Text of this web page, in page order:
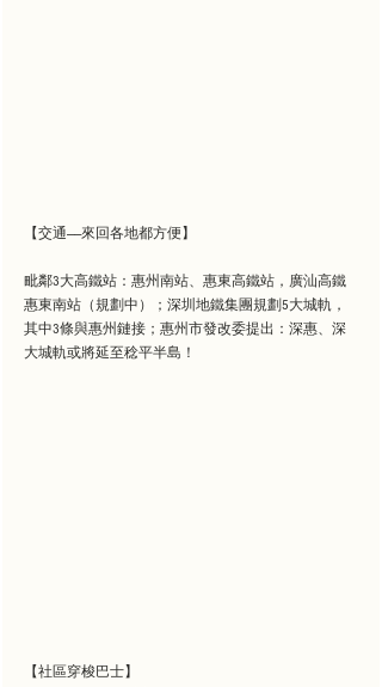
【交通——來回各地都方便】
毗鄰3大高鐵站：惠州南站、惠東高鐵站，廣汕高鐵
惠東南站（規劃中）；深圳地鐵集團規劃5大城軌，
其中3條與惠州鏈接；惠州市發改委提出：深惠、深
大城軌或將延至稔平半島！
【社區穿梭巴士】